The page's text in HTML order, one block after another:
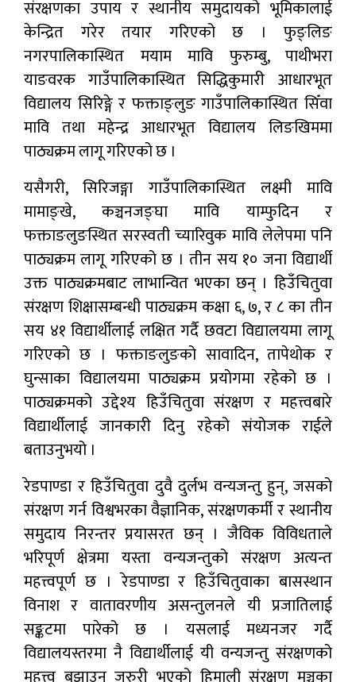
संरक्षणका उपाय र स्थानीय समुदायको भूमिकालाई
केन्द्रित गरेर तयार गरिएको छ । फुङ्लिङ
नगरपालिकास्थित मयाम मावि फुरुम्बु, पाथीभरा
याङवरक गाउँपालिकास्थित सिद्धिकुमारी आधारभूत
विद्यालय सिरिङ्गे र फक्ताङ्लुङ गाउँपालिकास्थित सिँवा
मावि तथा महेन्द्र आधारभूत विद्यालय लिङखिममा
पाठ्यक्रम लागू गरिएको छ ।
यसैगरी, सिरिजङ्गा गाउँपालिकास्थित लक्ष्मी मावि
मामाङ्खे, कञ्चनजङ्घा मावि याम्फुदिन र
फक्ताङलुङस्थित सरस्वती च्यारिवुक मावि लेलेपमा पनि
पाठ्यक्रम लागू गरिएको छ । तीन सय १० जना विद्यार्थी
उक्त पाठ्यक्रमबाट लाभान्वित भएका छन् । हिउँचितुवा
संरक्षण शिक्षासम्बन्धी पाठ्यक्रम कक्षा ६, ७, र ८ का तीन
सय ४१ विद्यार्थीलाई लक्षित गर्दै छवटा विद्यालयमा लागू
गरिएको छ । फक्ताङलुङको सावादिन, तापेथोक र
घुन्साका विद्यालयमा पाठ्यक्रम प्रयोगमा रहेको छ ।
पाठ्यक्रमको उद्देश्य हिउँचितुवा संरक्षण र महत्त्वबारे
विद्यार्थीलाई जानकारी दिनु रहेको संयोजक राईले
बताउनुभयो ।
रेडपाण्डा र हिउँचितुवा दुवै दुर्लभ वन्यजन्तु हुन्, जसको
संरक्षण गर्न विश्वभरका वैज्ञानिक, संरक्षणकर्मी र स्थानीय
समुदाय निरन्तर प्रयासरत छन् । जैविक विविधताले
भरिपूर्ण क्षेत्रमा यस्ता वन्यजन्तुको संरक्षण अत्यन्त
महत्त्वपूर्ण छ । रेडपाण्डा र हिउँचितुवाका बासस्थान
विनाश र वातावरणीय असन्तुलनले यी प्रजातिलाई
सङ्कटमा पारेको छ । यसलाई मध्यनजर गर्दै
विद्यालयस्तरमा नै विद्यार्थीलाई यी वन्यजन्तु संरक्षणको